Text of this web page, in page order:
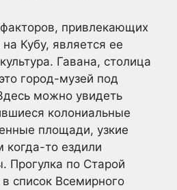
привлекающих
Кубу, является ее
Гавана, столица
город-музей под
можно увидеть
колониальные
площади, узкие
когда-то ездили
Прогулка по Старой
список Всемирного